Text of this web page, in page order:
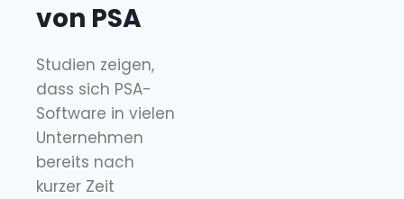
von PSA
Studien zeigen,
dass sich PSA-
Software in vielen
Unternehmen
bereits nach
kurzer Zeit